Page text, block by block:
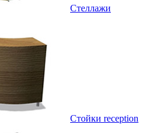
Стеллажи
Стойки reception